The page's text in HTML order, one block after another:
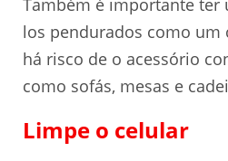
Também é importante ter
los pendurados como um
há risco de o acessório
como sofás, mesas e
Limpe o celular